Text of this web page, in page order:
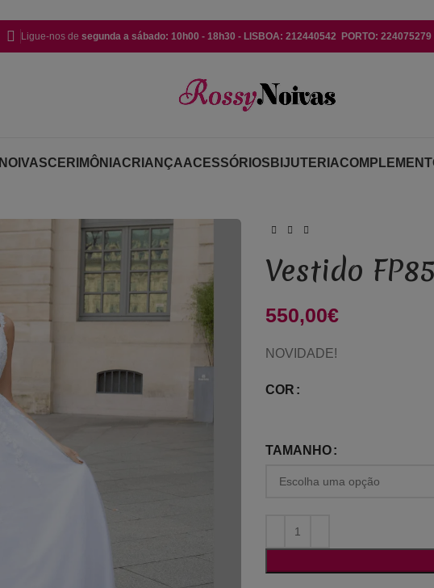
Ligue-nos de segunda a sábado: 10h00 - 18h30 - LISBOA: 212440542 PORTO:
NOIVASCERIMÔNIACRIANÇAACESSÓRIOS BIJUTERIA
Vestido
550,00€
NOVIDADE!
COR
TAMANHO